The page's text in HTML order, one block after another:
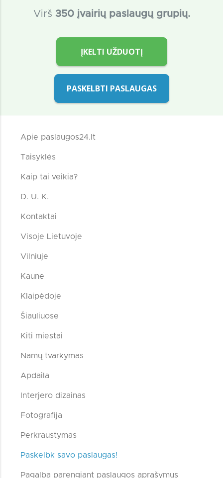
Virš 350 įvairių paslaugų grupių.
ĮKELTI UŽDUOTĮ
PASKELBTI PASLAUGAS
Apie paslaugos24.lt
Taisyklės
Kaip tai veikia?
D. U. K.
Kontaktai
Visoje Lietuvoje
Vilniuje
Kaune
Klaipėdoje
Šiauliuose
Kiti miestai
Namų tvarkymas
Apdaila
Interjero dizainas
Fotografija
Perkraustymas
Paskelbk savo paslaugas!
Pagalba parengiant paslaugos aprašymus